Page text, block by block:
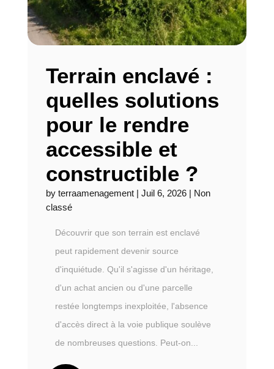
Terrain enclavé :
quelles solutions
pour le rendre
accessible et
constructible ?
by terraamenagement| Juil 6, 2026| Non
classé
Découvrir que son terrain est enclavé
peut rapidement devenir source
d'inquiétude. Qu'il s'agisse d'un héritage,
d'un achat ancien ou d'une parcelle
restée longtemps inexploitée, l'absence
d'accès direct à la voie publique soulève
de nombreuses questions. Peut-on...